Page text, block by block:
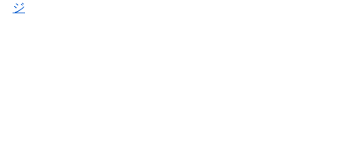
ジ